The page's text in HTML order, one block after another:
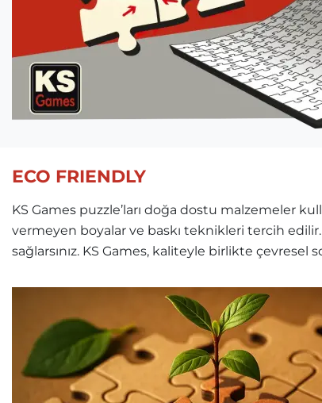
ECO FRIENDLY
KS Games puzzle’ları doğa dostu malzemeler
vermeyen boyalar ve baskı teknikleri tercih
sağlarsınız. KS Games, kaliteyle birlikte